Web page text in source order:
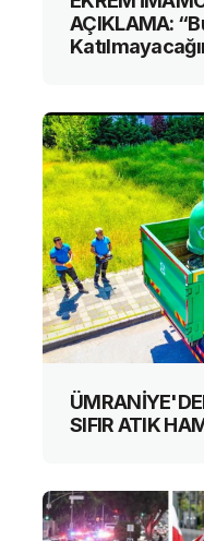
AÇIKLAMA:
SIFIR ATIK